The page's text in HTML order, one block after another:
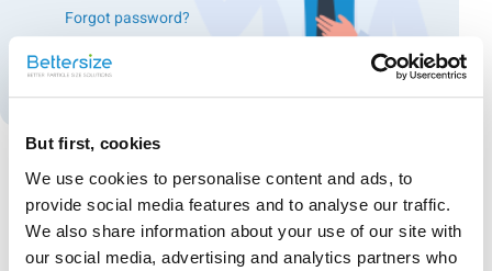
But first, cookies
We use cookies to personalise content and ads, to
provide social media features and to analyse our traffic.
We also share information about your use of our site with
our social media, advertising and analytics partners who
Forgot password?
Create an account
Recommended articles
容器サイズの最適化を実現するタップ密度測定